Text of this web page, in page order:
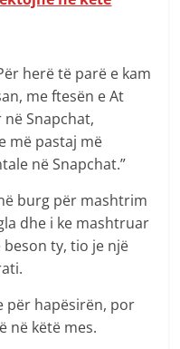
herë të parë e kam
me ftesën e At
Snapchat,
më pastaj më
në Snapchat.”
burg për mashtrim
dhe i ke mashtruar
beson ty, tio je një
për hapësirën, por
në këtë mes.